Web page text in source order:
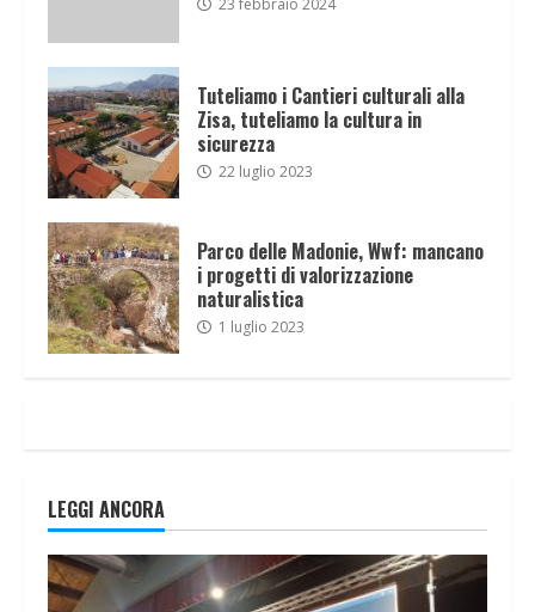
Tuteliamo i Cantieri culturali alla
Zisa, tuteliamo la cultura in
sicurezza
22 luglio 2023
Parco delle Madonie, Wwf: mancano
i progetti di valorizzazione
naturalistica
1 luglio 2023
LEGGI ANCORA